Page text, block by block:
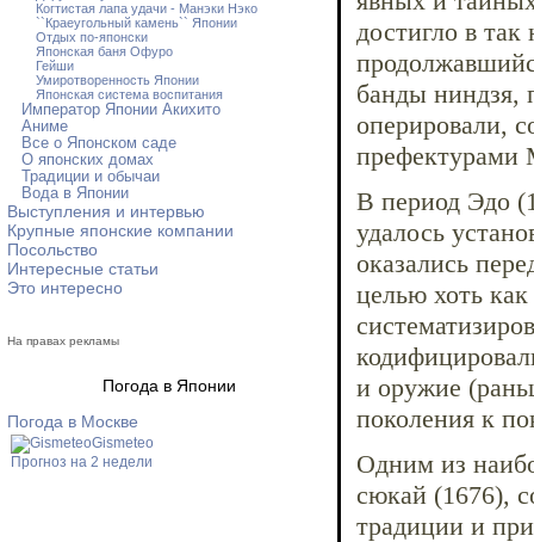
Когтистая лапа удачи - Манэки Нэко
``Краеугольный камень`` Японии
Отдых по-японски
Японская баня Офуро
Гейши
Умиротворенность Японии
Японская система воспитания
Император Японии Акихито
Аниме
Все о Японском саде
О японских домах
Традиции и обычаи
Вода в Японии
Выступления и интервью
Крупные японские компании
Посольство
Интересные статьи
Это интересно
На правах рекламы
Погода в Японии
Погода в Москве
Gismeteo
Прогноз на 2 недели
достигло в
банды ниндзя,
оперировали,
префектурами
В период Эдо
удалось
оказались
целью хоть
и оружие
поколения к
Одним из
сюкай (1676),
традиции и